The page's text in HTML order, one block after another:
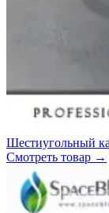
Шестиугольный
Смотреть товар →